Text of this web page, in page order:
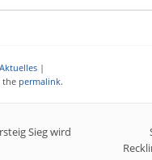
Aktuelles |
the permalink.
Sieg wird